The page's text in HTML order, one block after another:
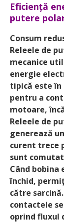
Eficiență
putere
Consum
Releele de
mecanice
energie
tipică este
pentru a
motoare,
Releele de
generează
curent trece
sunt
Când
închid,
către
contactele
oprind fluxul